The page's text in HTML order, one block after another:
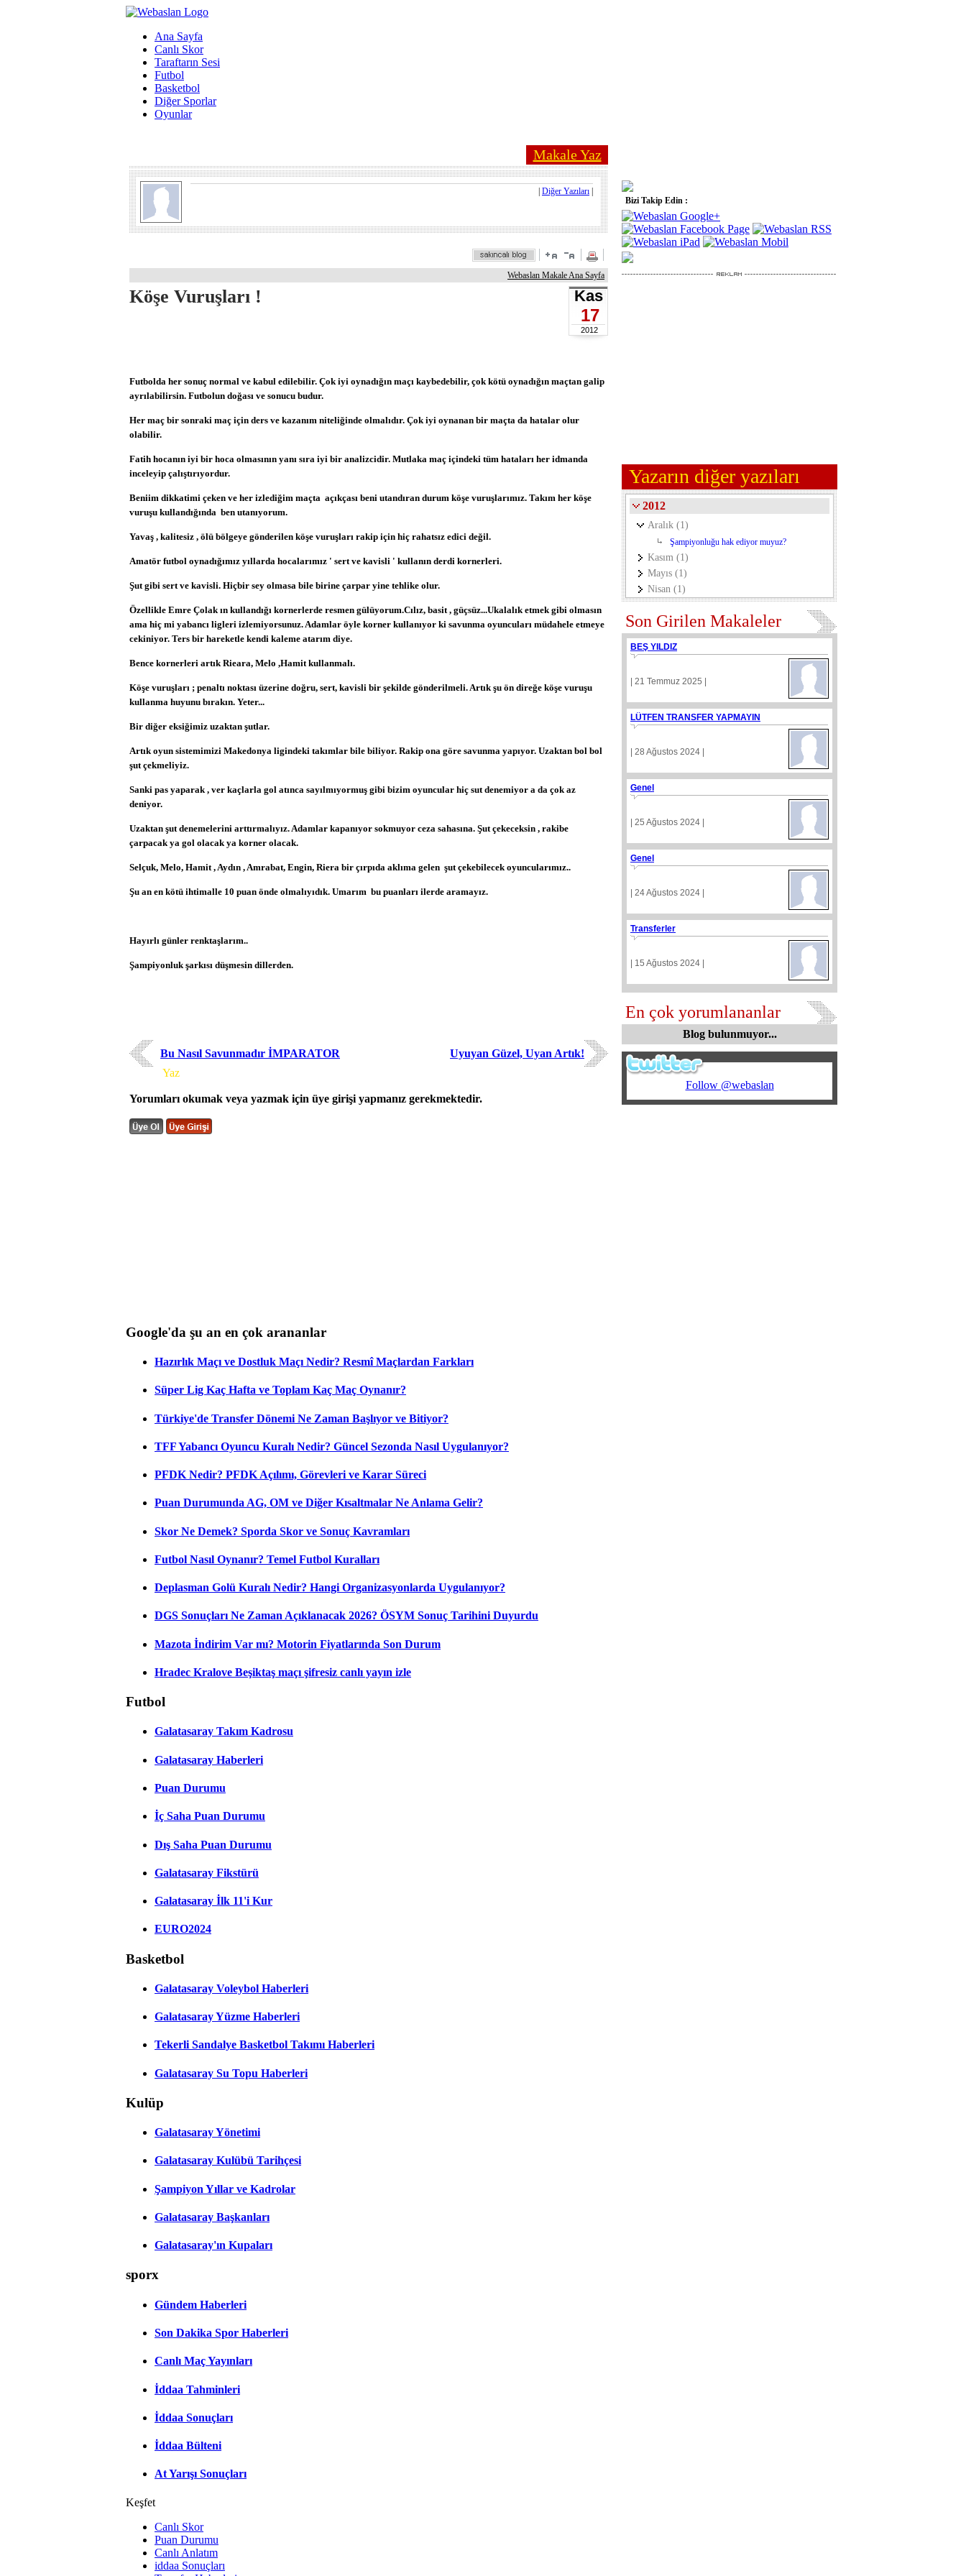
Ana Sayfa
Canlı Skor
Taraftarın Sesi
Futbol
Basketbol
Diğer Sporlar
Oyunlar
Makale Yaz
Diğer Yazıları
Webaslan Makale Ana Sayfa
Köşe Vuruşları ! Kas
17
2012
Futbolda her sonuç normal ve kabul edilebilir. Çok iyi oynadığın maçı kaybedebilir, çok kötü oynadığın maçtan galip
ayrılabilirsin. Futbolun doğası ve sonucu budur.
Her maç bir sonraki maç için ders ve kazanım niteliğinde olmalıdır. Çok iyi oynanan bir maçta da hatalar olur
olabilir.
Fatih hocanın iyi bir hoca olmasının yanı sıra iyi bir analizcidir. Mutlaka maç içindeki tüm hataları her idmanda
inceleyip çalıştırıyordur.
Beniim dikkatimi çeken ve her izlediğim maçta açıkçası beni utandıran durum köşe vuruşlarımız. Takım her köşe
vuruşu kullandığında ben utanıyorum.
Yavaş , kalitesiz , ölü bölgeye gönderilen köşe vuruşları rakip için hiç rahatsız edici değil.
Amatör futbol oynadığımız yıllarda hocalarımız ' sert ve kavisli ' kullanın derdi kornerleri.
Şut gibi sert ve kavisli. Hiçbir sey olmasa bile birine çarpar yine tehlike olur.
Özellikle Emre Çolak ın kullandığı kornerlerde resmen gülüyorum.Cılız, basit , güçsüz...Ukalalık etmek gibi olmasın
ama hiç mi yabancı ligleri izlemiyorsunuz. Adamlar öyle korner kullanıyor ki savunma oyuncuları müdahele etmeye
cekiniyor. Ters bir hareketle kendi kaleme atarım diye.
Bence kornerleri artık Rieara, Melo ,Hamit kullanmalı.
Köşe vuruşları ; penaltı noktası üzerine doğru, sert, kavisli bir şekilde gönderilmeli. Artık şu ön direğe köşe vuruşu
kullanma huyunu bırakın. Yeter...
Bir diğer eksiğimiz uzaktan şutlar.
Artık oyun sistemimizi Makedonya ligindeki takımlar bile biliyor. Rakip ona göre savunma yapıyor. Uzaktan bol bol
şut çekmeliyiz.
Sanki pas yaparak , ver kaçlarla gol atınca sayılmıyormuş gibi bizim oyuncular hiç sut denemiyor a da çok az
deniyor.
Uzaktan şut denemelerini arttırmalıyız. Adamlar kapanıyor sokmuyor ceza sahasına. Şut çekeceksin , rakibe
çarpacak ya gol olacak ya korner olacak.
Selçuk, Melo, Hamit , Aydın , Amrabat, Engin, Riera bir çırpıda aklıma gelen şut çekebilecek oyuncularımız..
Şu an en kötü ihtimalle 10 puan önde olmalıyıdık. Umarım bu puanları ilerde aramayız.
Hayırlı günler renktaşlarım..
Şampiyonluk şarkısı düşmesin dillerden.
Bu Nasıl Savunmadır İMPARATOR
Uyuyan Güzel, Uyan Artık!
Yaz
Yorumları okumak veya yazmak için üye girişi yapmanız gerekmektedir.
Bizi Takip Edin :
Yazarın diğer yazıları
2012
Aralık (1)
Şampiyonluğu hak ediyor muyuz?
Kasım (1)
Mayıs (1)
Nisan (1)
Son Girilen Makaleler
BEŞ YILDIZ
| 21 Temmuz 2025 |
LÜTFEN TRANSFER YAPMAYIN
| 28 Ağustos 2024 |
Genel
| 25 Ağustos 2024 |
Genel
| 24 Ağustos 2024 |
Transferler
| 15 Ağustos 2024 |
En çok yorumlananlar
Blog bulunmuyor...
Follow @webaslan
Google'da şu an en çok arananlar
Hazırlık Maçı ve Dostluk Maçı Nedir? Resmî Maçlardan Farkları
Süper Lig Kaç Hafta ve Toplam Kaç Maç Oynanır?
Türkiye'de Transfer Dönemi Ne Zaman Başlıyor ve Bitiyor?
TFF Yabancı Oyuncu Kuralı Nedir? Güncel Sezonda Nasıl Uygulanıyor?
PFDK Nedir? PFDK Açılımı, Görevleri ve Karar Süreci
Puan Durumunda AG, OM ve Diğer Kısaltmalar Ne Anlama Gelir?
Skor Ne Demek? Sporda Skor ve Sonuç Kavramları
Futbol Nasıl Oynanır? Temel Futbol Kuralları
Deplasman Golü Kuralı Nedir? Hangi Organizasyonlarda Uygulanıyor?
DGS Sonuçları Ne Zaman Açıklanacak 2026? ÖSYM Sonuç Tarihini Duyurdu
Mazota İndirim Var mı? Motorin Fiyatlarında Son Durum
Hradec Kralove Beşiktaş maçı şifresiz canlı yayın izle
Futbol
Galatasaray Takım Kadrosu
Galatasaray Haberleri
Puan Durumu
İç Saha Puan Durumu
Dış Saha Puan Durumu
Galatasaray Fikstürü
Galatasaray İlk 11'i Kur
EURO2024
Basketbol
Galatasaray Voleybol Haberleri
Galatasaray Yüzme Haberleri
Tekerli Sandalye Basketbol Takımı Haberleri
Galatasaray Su Topu Haberleri
Kulüp
Galatasaray Yönetimi
Galatasaray Kulübü Tarihçesi
Şampiyon Yıllar ve Kadrolar
Galatasaray Başkanları
Galatasaray'ın Kupaları
sporx
Gündem Haberleri
Son Dakika Spor Haberleri
Canlı Maç Yayınları
İddaa Tahminleri
İddaa Sonuçları
İddaa Bülteni
At Yarışı Sonuçları
Keşfet
Canlı Skor
Puan Durumu
Canlı Anlatım
iddaa Sonuçları